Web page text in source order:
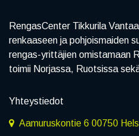
RengasCenter Tikkurila
renkaaseen ja pohjoismaiden
rengas-yrittäjien omistamaan
toimii Norjassa, Ruotsissa
Yhteystiedot
Aamuruskontie 6 00750